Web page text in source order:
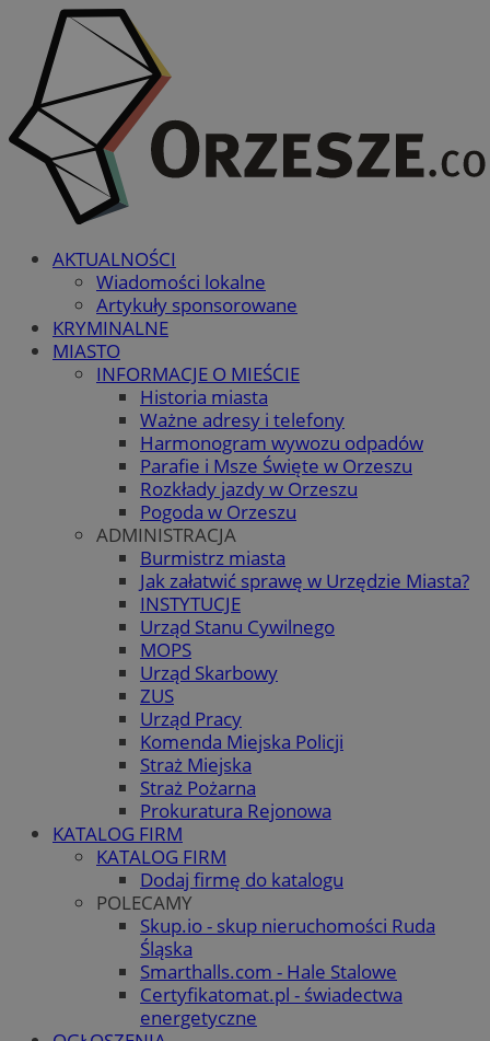
AKTUALNOŚCI
Wiadomości lokalne
Artykuły sponsorowane
KRYMINALNE
MIASTO
INFORMACJE O MIEŚCIE
Historia miasta
Ważne adresy i telefony
Harmonogram wywozu odpadów
Parafie i Msze Święte w Orzeszu
Rozkłady jazdy w Orzeszu
Pogoda w Orzeszu
ADMINISTRACJA
Burmistrz miasta
Jak załatwić sprawę w Urzędzie Miasta?
INSTYTUCJE
Urząd Stanu Cywilnego
MOPS
Urząd Skarbowy
ZUS
Urząd Pracy
Komenda Miejska Policji
Straż Miejska
Straż Pożarna
Prokuratura Rejonowa
KATALOG FIRM
KATALOG FIRM
Dodaj firmę do katalogu
POLECAMY
Skup.io - skup nieruchomości Ruda
Śląska
Smarthalls.com - Hale Stalowe
Certyfikatomat.pl - świadectwa
energetyczne